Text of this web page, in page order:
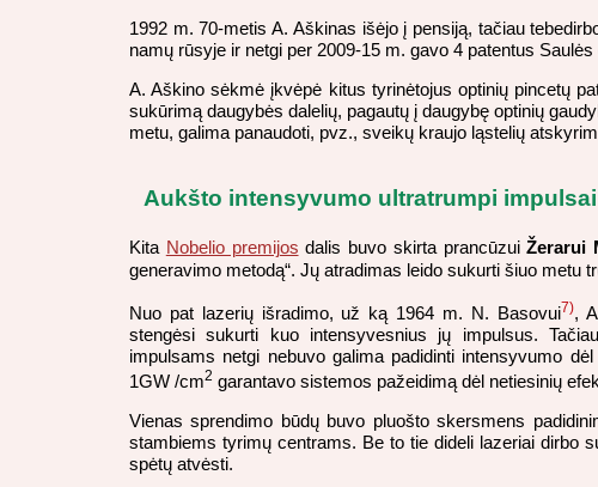
1992 m. 70-metis A. Aškinas išėjo į pensiją, tačiau
namų rūsyje ir netgi per 2009-15 m. gavo 4 patentus
A. Aškino sėkmė įkvėpė kitus tyrinėtojus optinių pincetų
sukūrimą daugybės dalelių, pagautų į daugybę optinių
metu, galima panaudoti, pvz., sveikų kraujo ląstelių
Aukšto intensyvumo ultratrumpi impulsai
Kita Nobelio premijos dalis buvo skirta prancūzuiŽerarui
generavimo metodą“. Jų atradimas leido sukurti šiuo metu
Nuo pat lazerių išradimo, už ką 1964 m. N. Basovui7),
stengėsi sukurti kuo intensyvesnius jų impulsus.
impulsams netgi nebuvo galima padidinti intensyvumo
1GW /cm2 garantavo sistemos pažeidimą dėl netiesinių
Vienas sprendimo būdų buvo pluošto skersmens
stambiems tyrimų centrams. Be to tie dideli lazeriai dirbo
spėtų atvėsti.